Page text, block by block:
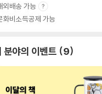
외배송 가능
화비소득공제 가능
분야의 이벤트 9